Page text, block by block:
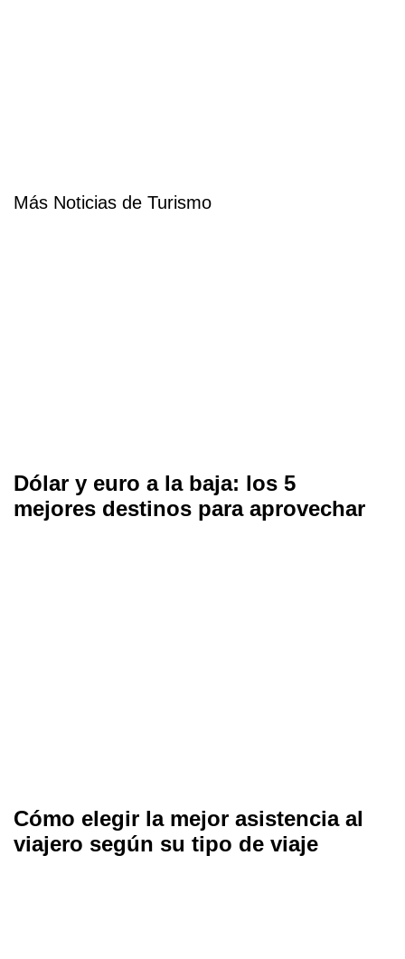
Más Noticias de Turismo
Dólar y euro a la baja: los 5
mejores destinos para aprovechar
Cómo elegir la mejor asistencia al
viajero según su tipo de viaje